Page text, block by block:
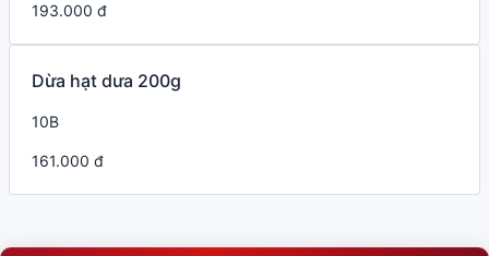
193.000 đ
Dừa hạt dưa 200g
10B
161.000 đ